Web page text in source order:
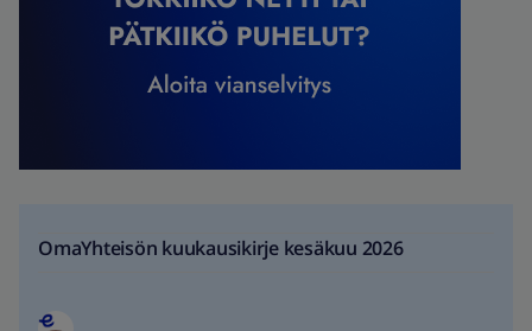
OmaYhteisön kuukausikirje kesäkuu 2026